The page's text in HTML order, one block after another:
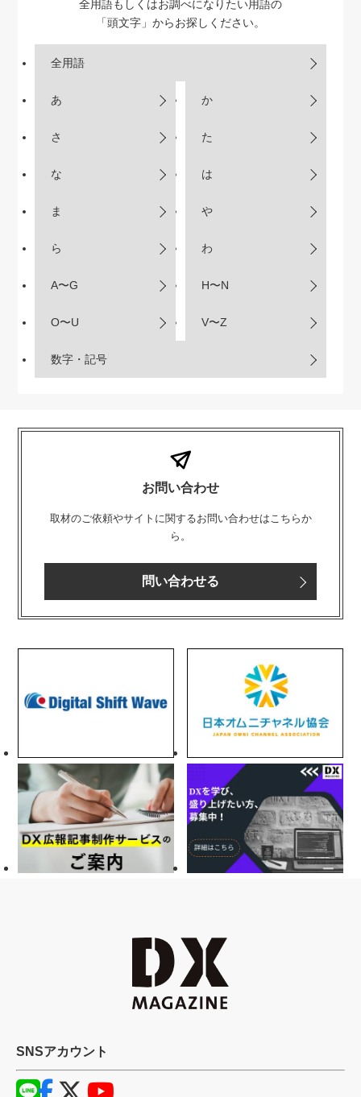
全用語もしくはお調べになりたい用語の
「頭文字」からお探しください。
全用語
あ か
さ た
な は
ま や
ら わ
A〜G H〜N
O〜U V〜Z
数字・記号
お問い合わせ
取材のご依頼やサイトに関するお問い合わせはこちらか
ら。
問い合わせる
SNSアカウント